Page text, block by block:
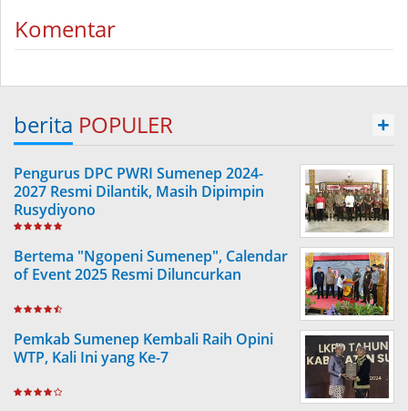
Komentar
berita POPULER +
Pengurus DPC PWRI Sumenep 2024-
2027 Resmi Dilantik, Masih Dipimpin
Rusydiyono
Bertema "Ngopeni Sumenep", Calendar
of Event 2025 Resmi Diluncurkan
Pemkab Sumenep Kembali Raih Opini
WTP, Kali Ini yang Ke-7